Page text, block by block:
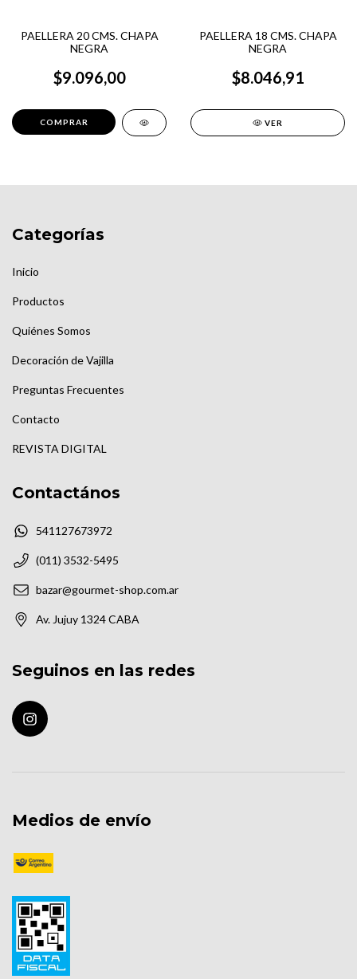
PAELLERA 20 CMS. CHAPA
NEGRA
$9.096,00
PAELLERA 18 CMS. CHAPA
NEGRA
$8.046,91
VER
Categorías
Inicio
Productos
Quiénes Somos
Decoración de Vajilla
Preguntas Frecuentes
Contacto
REVISTA DIGITAL
Contactános
541127673972
(011) 3532-5495
bazar@gourmet-shop.com.ar
Av. Jujuy 1324 CABA
Seguinos en las redes
Medios de envío